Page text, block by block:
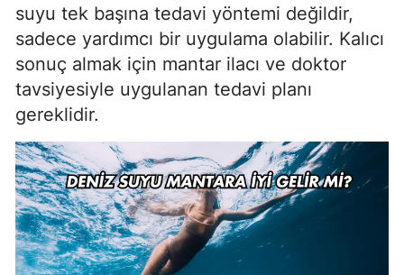
suyu tek başına tedavi yöntemi değildir,
sadece yardımcı bir uygulama olabilir. Kalıcı
sonuç almak için mantar ilacı ve doktor
tavsiyesiyle uygulanan tedavi planı
gereklidir.